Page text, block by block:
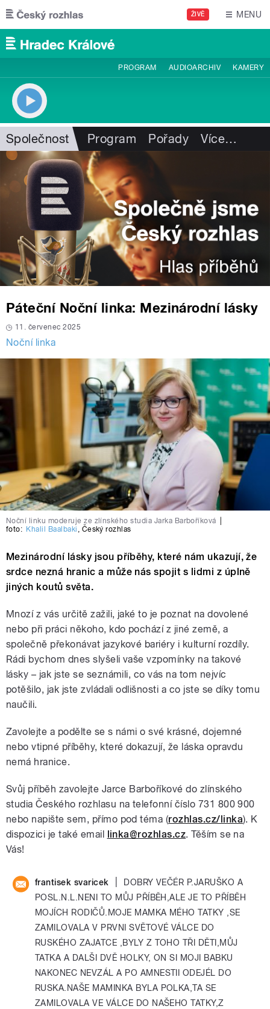
Přejít k hlavnímu obsahu
ŽIVĚ MENU
PROGRAM AUDIOARCHIV KAMERY
Společnost Program Pořady Více…
Páteční Noční linka: Mezinárodní lásky
11. červenec 2025
Noční linka
Noční linku moderuje ze zlínského studia Jarka Barboříková
foto: Khalil Baalbaki , Český rozhlas
Mezinárodní lásky jsou příběhy, které nám ukazují, že
srdce nezná hranic a může nás spojit s lidmi z úplně
jiných koutů světa.
Mnozí z vás určitě zažili, jaké to je poznat na dovolené
nebo při práci někoho, kdo pochází z jiné země, a
společně překonávat jazykové bariéry i kulturní rozdíly.
Rádi bychom dnes slyšeli vaše vzpomínky na takové
lásky – jak jste se seznámili, co vás na tom nejvíc
potěšilo, jak jste zvládali odlišnosti a co jste se díky tomu
naučili.
Zavolejte a podělte se s námi o své krásné, dojemné
nebo vtipné příběhy, které dokazují, že láska opravdu
nemá hranice.
Svůj příběh zavolejte Jarce Barboříkové do zlínského
studia Českého rozhlasu na telefonní číslo 731 800 900
nebo napište sem, přímo pod téma (rozhlas.cz/linka). K
dispozici je také email linka@rozhlas.cz. Těším se na
Vás!
frantisek svaricek
DOBRY VEČÉR P.JARUŠKO A
POSL.N.L.NENI TO MŮJ PŘÍBĚH,ALE JE TO PŘÍBĚH
MOJÍCH RODIČŮ.MOJE MAMKA MÉHO TATKY ,SE
ZAMILOVALA V PRVNI SVĚTOVÉ VÁLCE DO
RUSKÉHO ZAJATCE ,BYLY Z TOHO TŘI DĚTI,MŮJ
TATKA A DALŠI DVĚ HOLKY, ON SI MOJI BABKU
NAKONEC NEVZÁL A PO AMNESTII ODEJÉL DO
RUSKA.NAŠE MAMINKA BYLA POLKA,TA SE
ZAMILOVALA VE VÁLCE DO NAŠEHO TATKY,Z